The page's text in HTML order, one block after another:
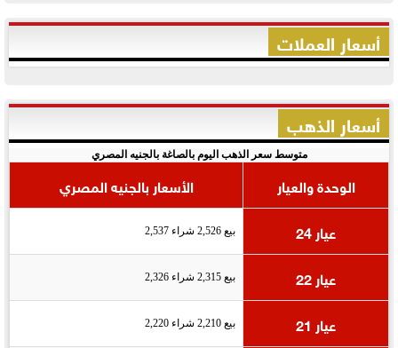
أسعار العملات
أسعار الذهب
متوسط سعر الذهب اليوم بالصاغة بالجنيه المصري
الوحدة والعيار
الأسعار بالجنيه المصري
عيار 24
بيع 2,526 شراء 2,537
عيار 22 بيع 2,315 شراء 2,326
عيار 21 بيع 2,210 شراء 2,220